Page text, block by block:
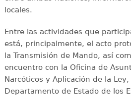
locales.
Entre las actividades que
está, principalmente, el acto
la Transmisión de Mando, así
encuentro con la Oficina de
Narcóticos y Aplicación de la
Departamento de Estado de los